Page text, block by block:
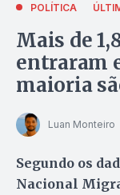
POLÍTICA
Mais de
entraram
maioria
Luan Monteiro
Segundo os
Nacional